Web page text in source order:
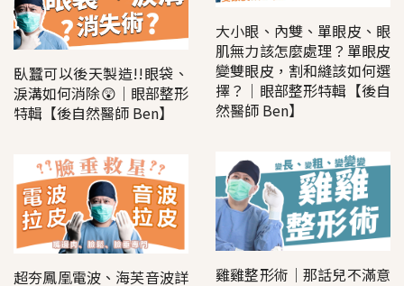
大小眼、內雙、單眼皮、眼
肌無力該怎麼處理？單眼皮
變雙眼皮，割和縫該如何選
擇？│眼部整形特輯【後自
然醫師 Ben】
臥蠶可以後天製造!!眼袋、
淚溝如何消除😲│眼部整形
特輯【後自然醫師 Ben】
雞雞整形術│那話兒不滿意
超夯鳳凰電波、海芙音波詳